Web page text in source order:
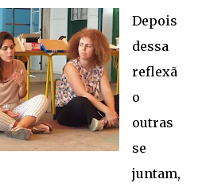
Depois
dessa
reflexã
o
outras
se
juntam,